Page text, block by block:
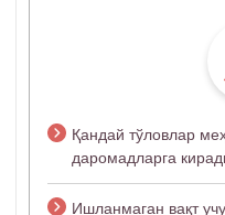
Қандай тўловлар
даромадларга
Ишланмаган вақт